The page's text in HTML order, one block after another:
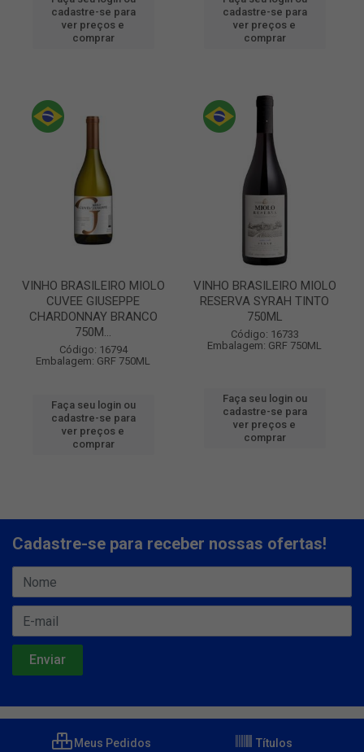
cadastre-se para
ver preços e
comprar
cadastre-se para
ver preços e
comprar
VINHO BRASILEIRO MIOLO
CUVEE GIUSEPPE
CHARDONNAY BRANCO
750M...
Código: 16794
Embalagem: GRF 750ML
Faça seu login ou
cadastre-se para
ver preços e
comprar
VINHO BRASILEIRO MIOLO
RESERVA SYRAH TINTO
750ML
Código: 16733
Embalagem: GRF 750ML
Faça seu login ou
cadastre-se para
ver preços e
comprar
Cadastre-se para receber nossas ofertas!
Meus Pedidos Títulos